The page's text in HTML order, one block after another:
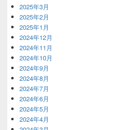
2025年3月
2025年2月
2025年1月
2024年12月
2024年11月
2024年10月
2024年9月
2024年8月
2024年7月
2024年6月
2024年5月
2024年4月